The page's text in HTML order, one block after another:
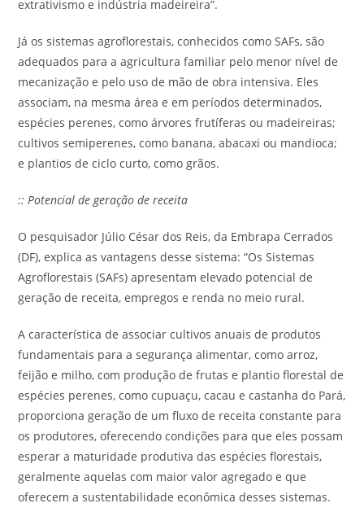
extrativismo e indústria madeireira”.
Já os sistemas agroflorestais, conhecidos como SAFs, são
adequados para a agricultura familiar pelo menor nível de
mecanização e pelo uso de mão de obra intensiva. Eles
associam, na mesma área e em períodos determinados,
espécies perenes, como árvores frutíferas ou madeireiras;
cultivos semiperenes, como banana, abacaxi ou mandioca;
e plantios de ciclo curto, como grãos.
:: Potencial de geração de receita
O pesquisador Júlio César dos Reis, da Embrapa Cerrados
(DF), explica as vantagens desse sistema: “Os Sistemas
Agroflorestais (SAFs) apresentam elevado potencial de
geração de receita, empregos e renda no meio rural.
A característica de associar cultivos anuais de produtos
fundamentais para a segurança alimentar, como arroz,
feijão e milho, com produção de frutas e plantio florestal de
espécies perenes, como cupuaçu, cacau e castanha do Pará,
proporciona geração de um fluxo de receita constante para
os produtores, oferecendo condições para que eles possam
esperar a maturidade produtiva das espécies florestais,
geralmente aquelas com maior valor agregado e que
oferecem a sustentabilidade econômica desses sistemas.